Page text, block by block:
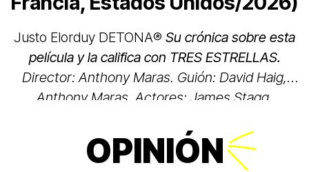
Justo Elorduy DETONA®️ Su crónica sobre esta
película y la califica con TRES ESTRELLAS.
Director: Anthony Maras. Guión: David Haig,
Anthony Maras. Actores: James Stagg,
OPINIÓN